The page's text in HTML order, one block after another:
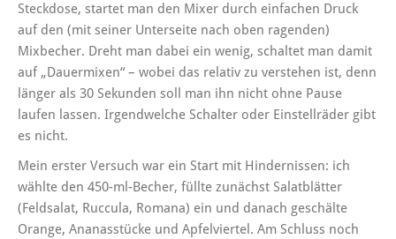
Steckdose, startet man den Mixer durch einfachen Druck
auf den (mit seiner Unterseite nach oben ragenden)
Mixbecher. Dreht man dabei ein wenig, schaltet man damit
auf „Dauermixen“ – wobei das relativ zu verstehen ist, denn
länger als 30 Sekunden soll man ihn nicht ohne Pause
laufen lassen. Irgendwelche Schalter oder Einstellräder gibt
es nicht.
Mein erster Versuch war ein Start mit Hindernissen: ich
wählte den 450-ml-Becher, füllte zunächst Salatblätter
(Feldsalat, Ruccula, Romana) ein und danach geschälte
Orange, Ananasstücke und Apfelviertel. Am Schluss noch